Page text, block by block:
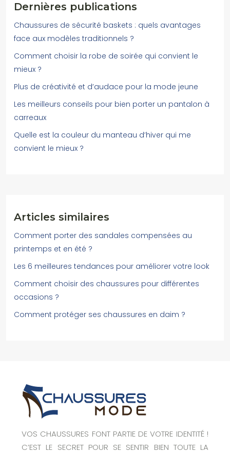
Dernières publications
Chaussures de sécurité baskets : quels avantages
face aux modèles traditionnels ?
Comment choisir la robe de soirée qui convient le
mieux ?
Plus de créativité et d’audace pour la mode jeune
Les meilleurs conseils pour bien porter un pantalon à
carreaux
Quelle est la couleur du manteau d’hiver qui me
convient le mieux ?
Articles similaires
Comment porter des sandales compensées au
printemps et en été ?
Les 6 meilleures tendances pour améliorer votre look
Comment choisir des chaussures pour différentes
occasions ?
Comment protéger ses chaussures en daim ?
VOS CHAUSSURES FONT PARTIE DE VOTRE IDENTITÉ !
C’EST LE SECRET POUR SE SENTIR BIEN TOUTE LA